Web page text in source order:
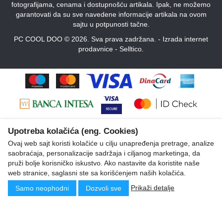
fotografijama, cenama i dostupnošću artikala. Ipak, ne možemo
garantovati da su sve navedene informacije artikala na ovom
sajtu u potpunosti tačne.
PC COOL DOO © 2026. Sva prava zadržana. - Izrada internet
prodavnice - Selltico.
Upotreba kolačića (eng. Cookies)
Ovaj web sajt koristi kolačiće u cilju unapređenja pretrage, analize
saobraćaja, personalizacije sadržaja i ciljanog marketinga, da
pruži bolje korisničko iskustvo. Ako nastavite da koristite naše
web stranice, saglasni ste sa korišćenjem naših kolačića.
Samo neophodni
Dozvoli sve Prikaži detalje